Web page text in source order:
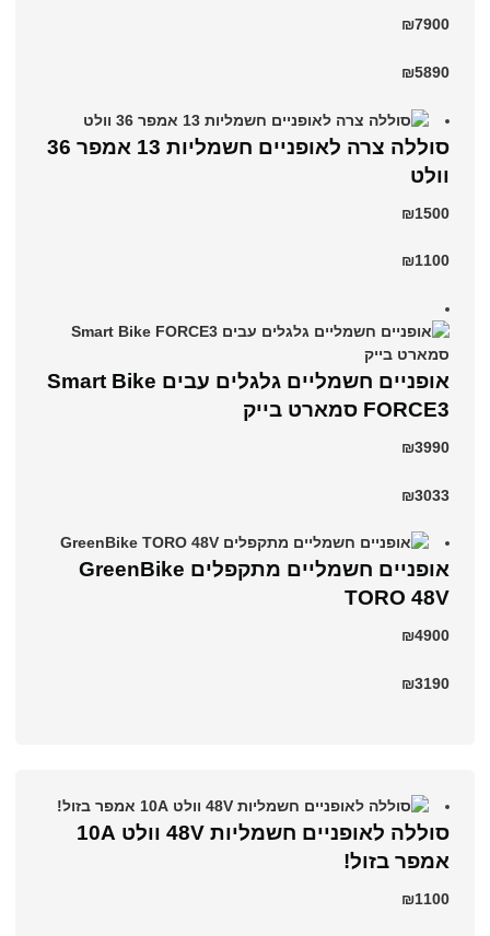
₪7900
₪5890
סוללה צרה לאופניים חשמליות 13 אמפר 36
וולט
₪1500
₪1100
אופניים חשמליים גלגלים עבים Smart Bike
FORCE3 סמארט בייק
₪3990
₪3033
אופניים חשמליים מתקפלים GreenBike
TORO 48V
₪4900
₪3190
סוללה לאופניים חשמליות 48V וולט 10A
אמפר בזול!
₪1100